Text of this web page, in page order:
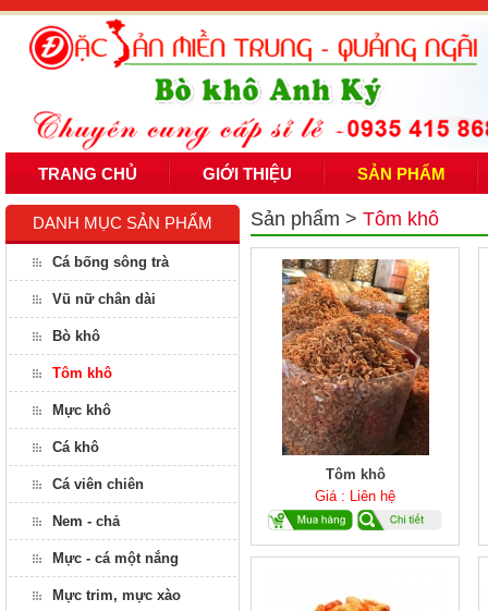
TRANG CHỦ GIỚI THIỆU SẢN PHẨM
DANH MỤC SẢN PHẨM
Cá bống sông trà
Vũ nữ chân dài
Bò khô
Tôm khô
Mực khô
Cá khô
Cá viên chiên
Nem - chả
Mực - cá một nắng
Mực trim, mực xào
Sản phẩm > Tôm khô
Tôm khô
Giá : Liên hệ